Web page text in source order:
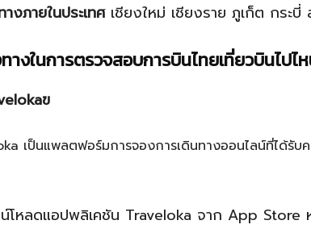
างภายในประเทศเชียงใหม่ เชียงราย ภูเก็ต กระบี่
างในการตรวจสอบการบินไทยเที่ยวบินไปไ
ฃ
เป็นแพลตฟอร์มการจองการเดินทางออนไลน์ที่ได้รับ
โหลดแอปพลิเคชัน Traveloka จาก App Store